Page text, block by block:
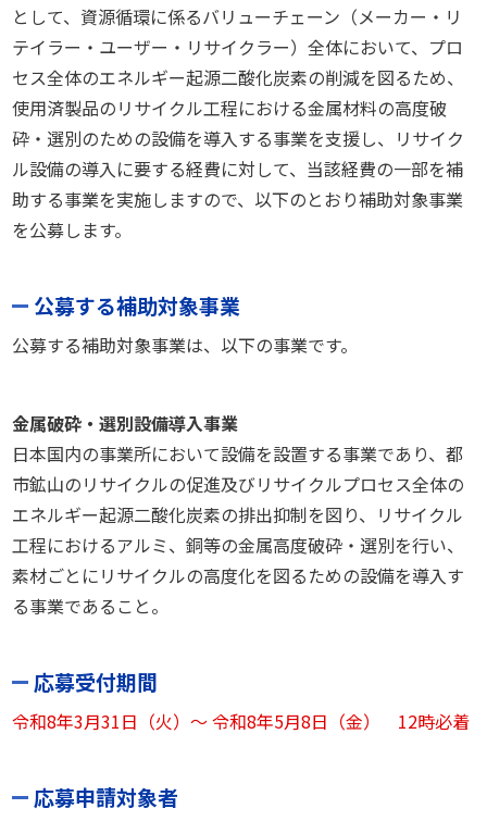
として、資源循環に係るバリューチェーン（メーカー・リ
テイラー・ユーザー・リサイクラー）全体において、プロ
セス全体のエネルギー起源二酸化炭素の削減を図るため、
使用済製品のリサイクル工程における金属材料の高度破
砕・選別のための設備を導入する事業を支援し、リサイク
ル設備の導入に要する経費に対して、当該経費の一部を補
助する事業を実施しますので、以下のとおり補助対象事業
を公募します。
公募する補助対象事業
公募する補助対象事業は、以下の事業です。
金属破砕・選別設備導入事業
日本国内の事業所において設備を設置する事業であり、都
市鉱山のリサイクルの促進及びリサイクルプロセス全体の
エネルギー起源二酸化炭素の排出抑制を図り、リサイクル
工程におけるアルミ、銅等の金属高度破砕・選別を行い、
素材ごとにリサイクルの高度化を図るための設備を導入す
る事業であること。
応募受付期間
令和8年3月31日（火）～ 令和8年5月8日（金） 12時必着
応募申請対象者